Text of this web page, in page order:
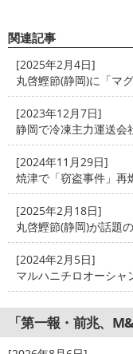
関連記事
[2025年2月4日]
丸啓鰹節(静岡)に「マ
[2023年12月7日]
静岡で冷凍主力運送
[2024年11月29日]
焼津で「窃盗事件」
[2025年2月18日]
丸啓鰹節(静岡)が話題
[2024年2月5日]
マルハニチロオーシ
「第一報・前兆、